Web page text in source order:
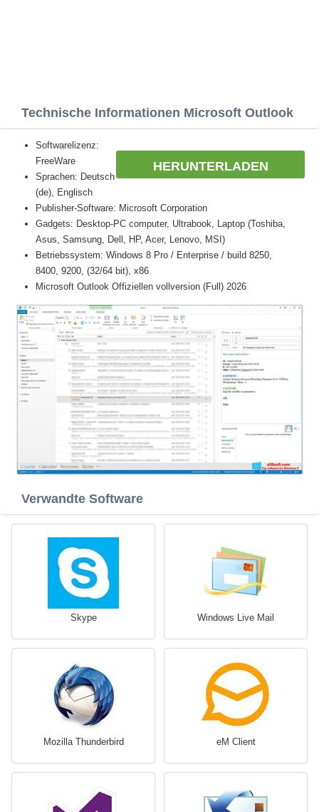
Technische Informationen Microsoft Outlook
HERUNTERLADEN
Softwarelizenz:
FreeWare
Sprachen: Deutsch
(de), Englisch
Publisher-Software: Microsoft Corporation
Gadgets: Desktop-PC computer, Ultrabook, Laptop (Toshiba,
Asus, Samsung, Dell, HP, Acer, Lenovo, MSI)
Betriebssystem: Windows 8 Pro / Enterprise / build 8250,
8400, 9200, (32/64 bit), x86
Microsoft Outlook Offiziellen vollversion (Full) 2026
Verwandte Software
Skype Windows Live Mail
Mozilla Thunderbird eM Client